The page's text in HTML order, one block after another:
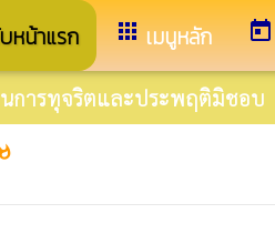
หน้าแรก appsเมนูหลัก today
นการทุจริตและประพฤติมิชอบ